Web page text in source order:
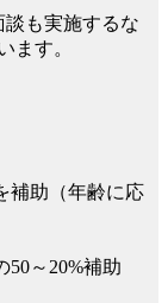
談も実施するな
ます。
補助（年齢に応
～20%補助